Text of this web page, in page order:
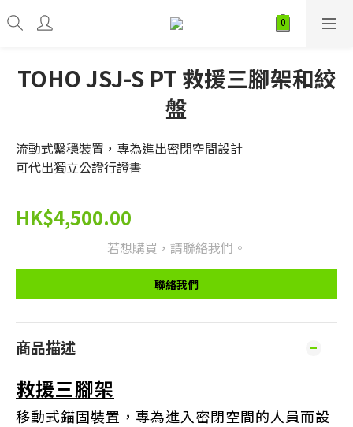
TOHO JSJ-S PT 救援三腳架和絞
盤
流動式繫穩裝置，專為進出密閉空間設計
可代出獨立公證行證書
HK$4,500.00
若想購買，請聯絡我們。
聯絡我們
商品描述
救援三腳架
移動式錨固裝置，專為進入密閉空間的人員而設